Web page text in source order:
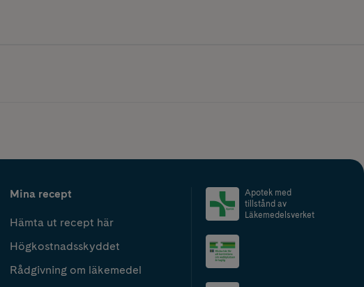
Mina recept
Hämta ut recept här
Högkostnadsskyddet
Rådgivning om läkemedel
Apotek med
tillstånd av
Läkemedelsverket